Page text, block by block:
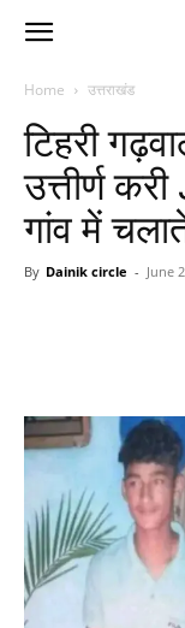
Home उत्तराखंड
टिहरी
उत्तीर्ण
गांव में
By Dainik circle - June